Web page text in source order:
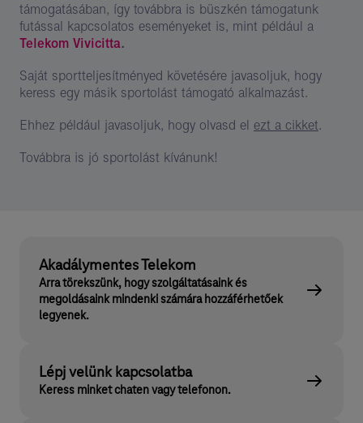
támogatásában, így továbbra is büszkén támogatunk
futással kapcsolatos eseményeket is, mint például a
Telekom Vivicitta.
Saját sportteljesítményed követésére javasoljuk, hogy
keress egy másik sportolást támogató alkalmazást.
Ehhez például javasoljuk, hogy olvasd el ezt a cikket.
Továbbra is jó sportolást kívánunk!
Akadálymentes Telekom
Arra törekszünk, hogy szolgáltatásaink és
megoldásaink mindenki számára hozzáférhetőek
legyenek.
Lépj velünk kapcsolatba
Keress minket chaten vagy telefonon.